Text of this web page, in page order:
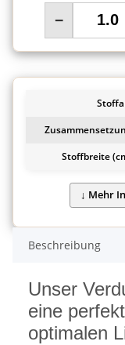
−
Stoffbreite
Beschreibung
Unser
eine
optimalen